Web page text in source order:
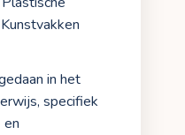
in het
specifiek